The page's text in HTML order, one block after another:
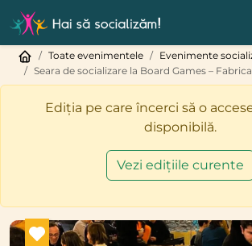
Toate evenimentele
Evenimente
Seara de socializare la Board Games –
Ediția pe care încerci să o
disponibilă.
Vezi edițiile curente